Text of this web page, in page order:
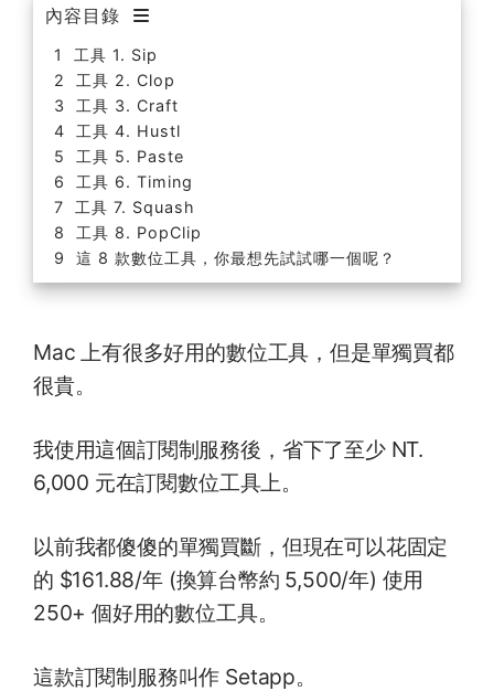
內容目錄
工具 1. Sip
工具 2. Clop
工具 3. Craft
工具 4. Hustl
工具 5. Paste
工具 6. Timing
工具 7. Squash
工具 8. PopClip
這 8 款數位工具，你最想先試試哪一個呢？
Mac 上有很多好用的數位工具，但是單獨買都
很貴。
我使用這個訂閱制服務後，省下了至少 NT.
6,000 元在訂閱數位工具上。
以前我都傻傻的單獨買斷，但現在可以花固定
的 $161.88/年 (換算台幣約 5,500/年) 使用
250+ 個好用的數位工具。
這款訂閱制服務叫作 Setapp。